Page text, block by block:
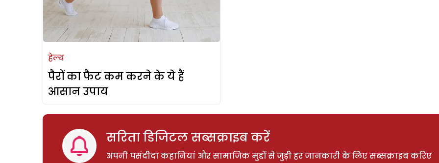
हेल्थ
पैरों का फैट कम करने के ये हैं
आसान उपाय
सरिता डिजिटल सब्सक्राइब करें
अपनी पसंदीदा कहानियां और सामाजिक मुद्दों से जुड़ी हर जानकारी के लिए सब्सक्राइब करिए